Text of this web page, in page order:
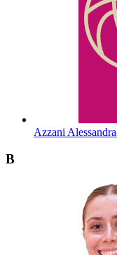
AzzaniAlessandra
B